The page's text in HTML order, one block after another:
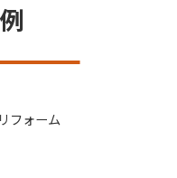
フォーム